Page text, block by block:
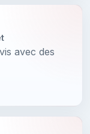
avec des